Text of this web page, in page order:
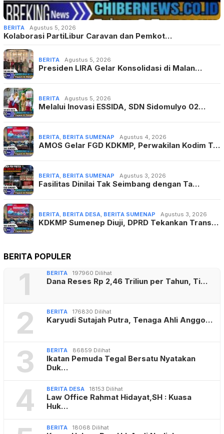
BERITA Agustus 5, 2026
Kolaborasi PartiLibur Caravan dan Pemkot…
BERITA Agustus 5, 2026
Presiden LIRA Gelar Konsolidasi di Malan…
BERITA Agustus 5, 2026
Melalui Inovasi ESSIDA, SDN Sidomulyo 02…
BERITA BERITA SUMENAP Agustus 4, 2026
AMOS Gelar FGD KDKMP, Perwakilan Kodim T…
BERITA BERITA SUMENAP Agustus 3, 2026
Fasilitas Dinilai Tak Seimbang dengan Ta…
BERITA BERITA DESA BERITA SUMENAP Agustus 3, 2026
KDKMP Sumenep Diuji, DPRD Tekankan Trans…
BERITA POPULER
1 BERITA 197960 Dilihat
Dana Reses Rp 2,46 Triliun per Tahun, Ti…
2 BERITA 176830 Dilihat
Karyudi Sutajah Putra, Tenaga Ahli Anggo…
3 BERITA 86859 Dilihat
Ikatan Pemuda Tegal Bersatu Nyatakan
Duk…
4 BERITA DESA 18153 Dilihat
Law Office Rahmat Hidayat,SH : Kuasa
Huk…
BERITA 18068 Dilihat